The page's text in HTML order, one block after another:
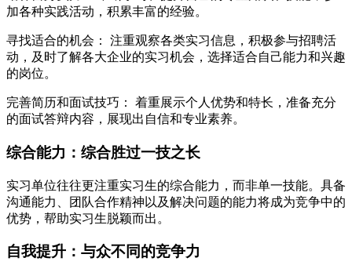
加各种实践活动，积累丰富的经验。
寻找适合的机会： 注重观察各类实习信息，积极参与招聘活
动，及时了解各大企业的实习机会，选择适合自己能力和兴趣
的岗位。
完善简历和面试技巧： 着重展示个人优势和特长，准备充分
的面试答辩内容，展现出自信和专业素养。
综合能力：综合胜过一技之长
实习单位往往更注重实习生的综合能力，而非单一技能。具备
沟通能力、团队合作精神以及解决问题的能力将成为竞争中的
优势，帮助实习生脱颖而出。
自我提升：与众不同的竞争力